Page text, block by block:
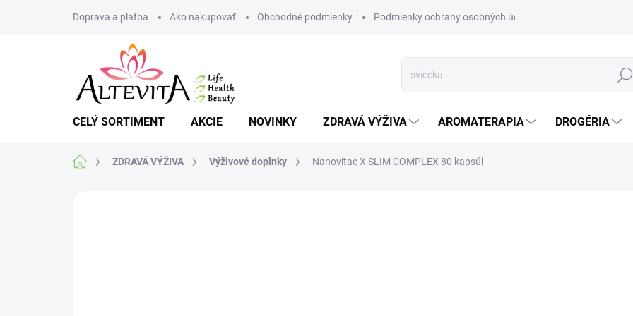
Doprava a platba Ako nakupovať Obchodné podmienky Podmienky ochrany osobných údajov
CELÝ SORTIMENT AKCIE NOVINKY ZDRAVÁ VÝŽIVA AROMATERAPIA DROGÉRIA
DomovZDRAVÁ VÝŽIVA Výživové doplnky Nanovitae X SLIM COMPLEX 80 kapsúl